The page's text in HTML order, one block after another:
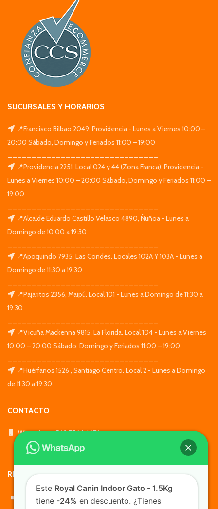
SUCURSALES Y HORARIOS
📍Francisco Bilbao 2049, Providencia - Lunes a Viernes 10:00 –
20:00 Sábado, Domingo y Feriados 11:00 – 19:00
📍Providencia 2251. Local 024 y 44 (Zona Franca), Providencia -
Lunes a Viernes 10:00 – 20:00 Sábado, Domingo y Feriados 11:00 –
19:00
📍Alcalde Eduardo Castillo Velasco 4890, Ñuñoa - Lunes a
Domingo de 10:00 a 19:30
📍Apoquindo 7935, Las Condes. Locales 102A Y 103A - Lunes a
Domingo de 11:30 a 19:30
📍Pajaritos 2356, Maipú. Local 101 - Lunes a Domingo de 11:30 a
19:30
📍Vicuña Mackenna 9815, La Florida. Local 104 - Lunes a Viernes
10:00 – 20:00 Sábado, Domingo y Feriados 11:00 – 19:00
📍Huérfanos 1526 , Santiago Centro. Local 2 - Lunes a Domingo
de 11:30 a 19:30
CONTACTO
WhatsApp: +569 7564 4676
REDES SOCIALES
Este Royal Canin Indoor Gato - 1.5Kg
tiene -24% en descuento. ¿Tienes